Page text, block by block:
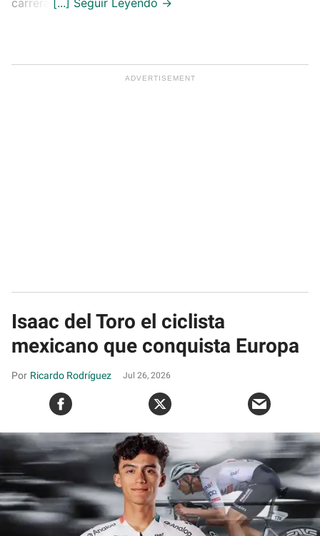
Isaac del Toro el ciclista
mexicano que conquista Europa
Ricardo Rodríguez Jul 26, 2026